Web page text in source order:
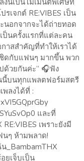
งนี้เป็นโมเมนต์พิเศษที่
รเจกต์ RE:VIBES เป็น
นอกจากจะได้ถ่ายทอด
ป็นครั้งแรกที่แต่ละคน
าสสำคัญที่ทำให้เราได้
ดกับแฟนๆ มากขึ้น พวก
ด้วยกันค่ะ” 🎧ฟัง
นี้บนทุกแพลตฟอร์มสตรี
พลงได้ที่ :
และที่
เพราะยังมี
นๆ ห้ามพลาด!
_BambamTHX
ยเจ็บเป็น